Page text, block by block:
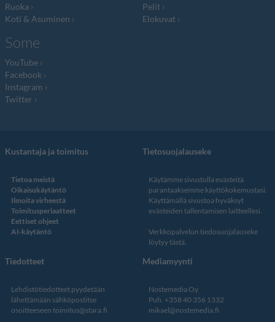
Ruoka
Koti & Asuminen
Pelit
Elokuvat
Some
YouTube
Facebook
Instagram
Twitter
Kustantaja ja toimitus
Tietoa meistä
Oikaisukäytäntö
Ilmoita virheestä
Toimitusperiaatteet
Eettiset ohjeet
AI-käytäntö
Tietosuojalauseke
Käytämme sivustolla evästeitä
parantaaksemme käyttökokemustasi.
Käyttämällä sivustoa hyväksyt
evästeiden tallentamisen laitteellesi.
Verkkopalvelun tiedosuojalauseke
löytyy tästä
Tiedotteet
Lehdistötiedotteet pyydetään
lähettämään sähköpostitse
osoitteeseen toimitus@stara.fi
Mediamyynti
Nostemedia Oy
Puh. +358 40 356 1332
mikael@nostemedia.fi